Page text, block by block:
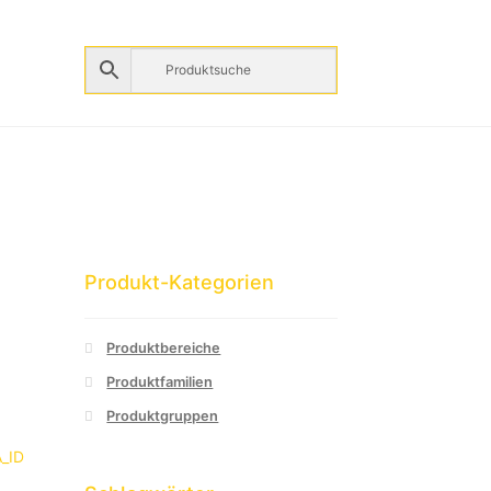
Produkt-Kategorien
Produktbereiche
Produktfamilien
Produktgruppen